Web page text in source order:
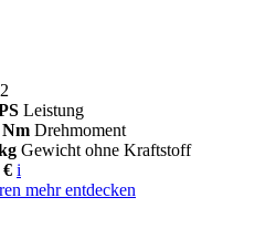
Leistung
Nm Drehmoment
Gewicht ohne Kraftstoff
€ i
mehr entdecken